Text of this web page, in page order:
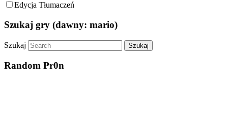
Edycja Tłumaczeń
Szukaj gry (dawny: mario)
Szukaj
Random Pr0n